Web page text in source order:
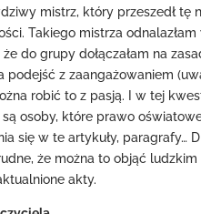
mistrz, który przeszedł tę
Takiego mistrza
do grupy dołączałam na
podejść z zaangażowaniem
robić to z pasją. I w tej
są osoby, które prawo
się w te artykuły, paragrafy…
że można to objąć
akty.